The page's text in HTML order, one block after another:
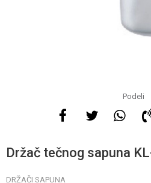
Podeli
Držač tečnog sapuna
DRŽAČI SAPUNA
08